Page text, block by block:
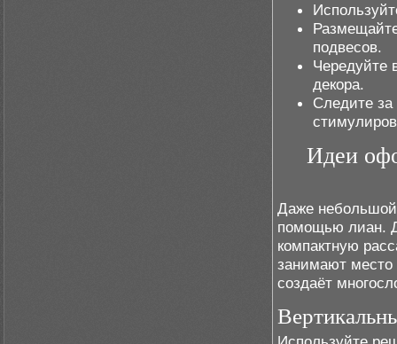
подвесов.
Чередуйте
декора.
Следите
Идеи
Даже небольшой
помощью лиан.
компактную
занимают место
создаёт